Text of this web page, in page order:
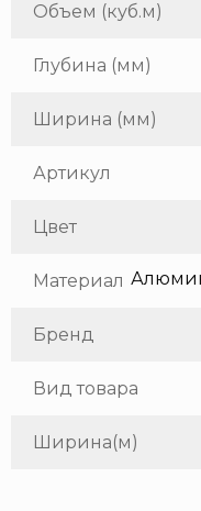
Объем (куб.м)
Глубина (мм)
Ширина (мм)
Артикул
Цвет
Материал
Бренд
Вид товара
Ширина(м)